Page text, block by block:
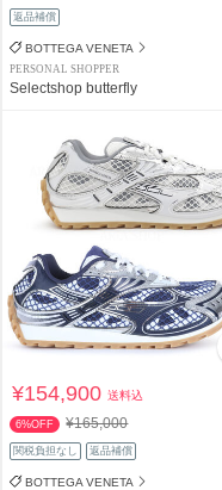
返品補償
BOTTEGA VENETA
PERSONAL SHOPPER
Selectshop butterfly
¥154,900送料込
6%OFF ¥165,000
関税負担なし 返品補償
BOTTEGA VENETA